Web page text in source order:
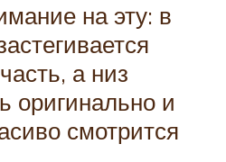
на эту: в
а низ
оригинально и
смотрится